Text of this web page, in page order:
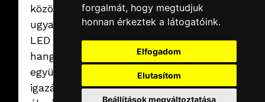
forgalmát, hogy megtudjuk
honnan érkeztek a látogatóink.
Elfogadom
Elutasítom
Beállítások megváltoztatása
közös nevező
ugyanaz: fények,
LED falak és
hangok, amik
együtt tették
igazán színessé az